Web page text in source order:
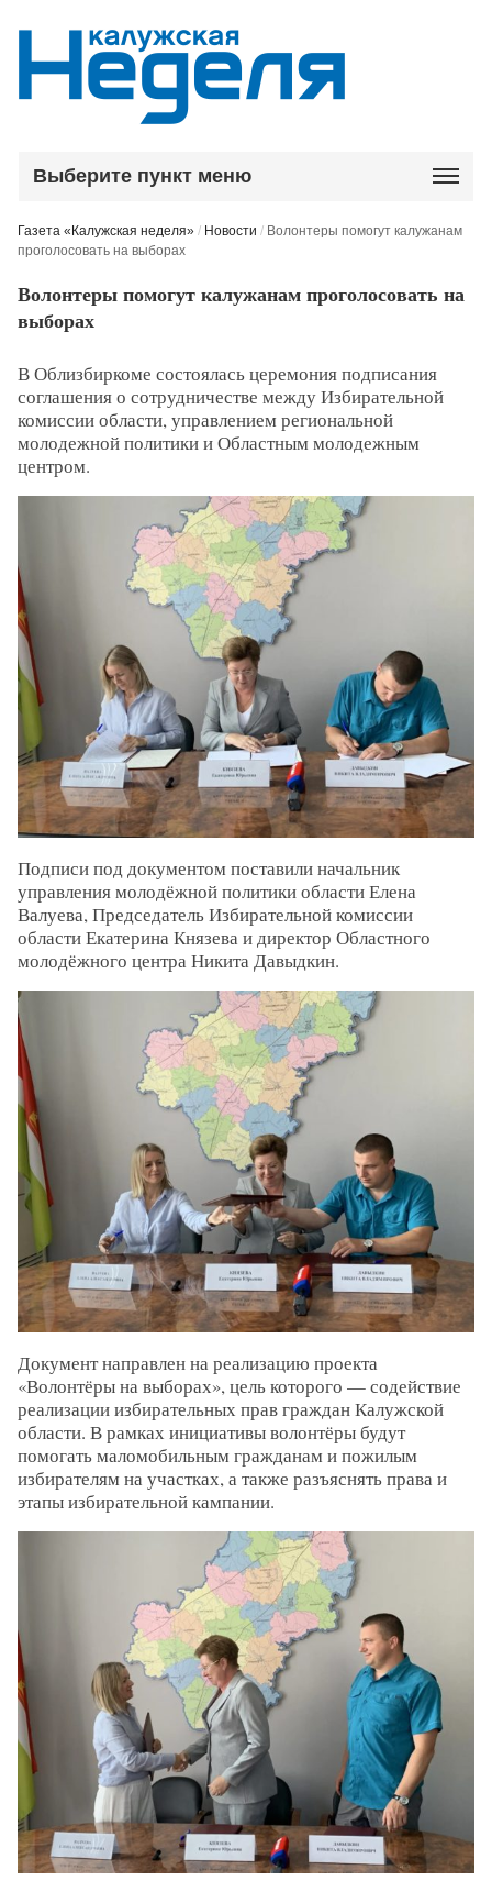
Выберите пункт меню
Газета «Калужская неделя» / Новости / Волонтеры помогут калужанам
проголосовать на выборах
Волонтеры помогут калужанам проголосовать на
выборах
В Облизбиркоме состоялась церемония подписания
соглашения о сотрудничестве между Избирательной
комиссии области, управлением региональной
молодежной политики и Областным молодежным
центром.
Подписи под документом поставили начальник
управления молодёжной политики области Елена
Валуева, Председатель Избирательной комиссии
области Екатерина Князева и директор Областного
молодёжного центра Никита Давыдкин.
Документ направлен на реализацию проекта
«Волонтёры на выборах», цель которого — содействие
реализации избирательных прав граждан Калужской
области. В рамках инициативы волонтёры будут
помогать маломобильным гражданам и пожилым
избирателям на участках, а также разъяснять права и
этапы избирательной кампании.